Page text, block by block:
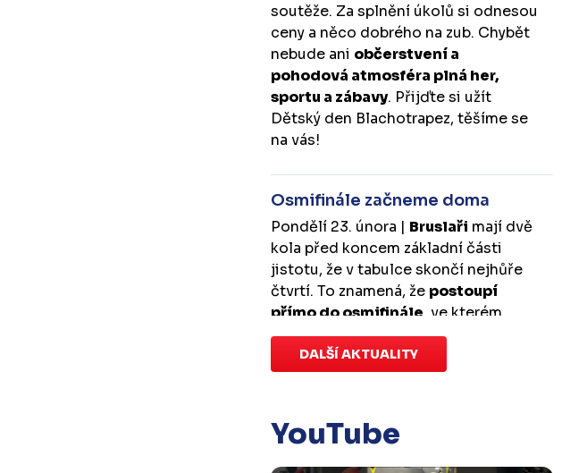
soutěže. Za splnění úkolů si odnesou
ceny a něco dobrého na zub. Chybět
nebude ani občerstvení a
pohodová atmosféra plná her,
sportu a zábavy. Přijďte si užít
Dětský den Blachotrapez, těšíme se
na vás!
Osmifinále začneme doma
Pondělí 23. února | Bruslaři mají dvě
kola před koncem základní části
jistotu, že v tabulce skončí nejhůře
čtvrtí. To znamená, že postoupí
přímo do osmifinále , ve kterém
budou mítvýhodu domácího
prostředí.První zápas se v Kotlině
odehraje v úterý 10. března od
17:00
. Případný pátý rozhodující
duel by se hrál v Kotlině ve středu 18.
března od 18:00.
DALŠÍ AKTUALITY
YouTube